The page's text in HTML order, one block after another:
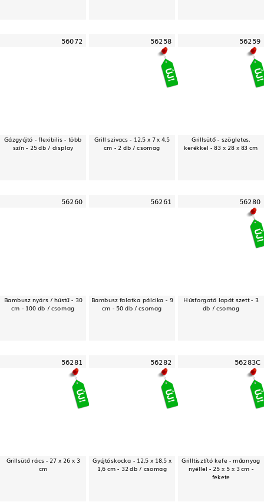
56072
Gázgyújtó - flexibilis - több
szín - 25 db / display
56258
Grill szivacs - 12,5 x 7 x 4,5
cm - 2 db / csomag
56259
Grillsütő - szögletes,
kerékkel - 83 x 28 x 83 cm
56260
Bambusz nyárs / hústű - 30
cm - 100 db / csomag
56261
Bambusz falatka pálcika - 9
cm - 50 db / csomag
56280
Húsforgató lapát szett - 3
db / csomag
56281
Grillsütő rács - 27 x 26 x 3
cm
56282
Gyújtóskocka - 12,5 x 18,5 x
1,6 cm - 32 db / csomag
56283C
Grilltisztító kefe - műanyag
nyéllel - 25 x 5 x 3 cm -
fekete